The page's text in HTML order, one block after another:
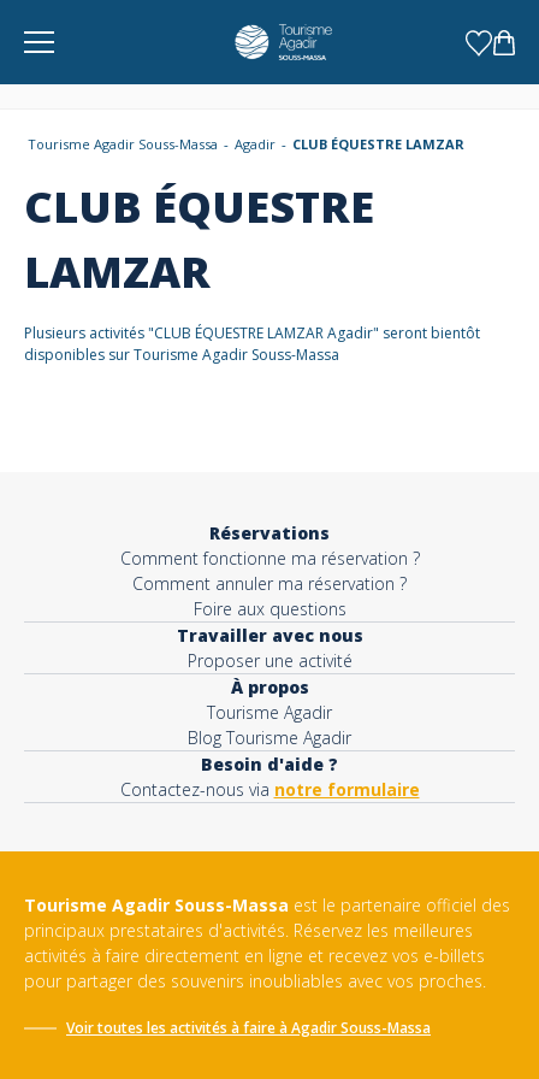
Tourisme Agadir Souss-Massa Agadir CLUB ÉQUESTRE LAMZAR
CLUB ÉQUESTRE
LAMZAR
Plusieurs activités "CLUB ÉQUESTRE LAMZAR Agadir" seront bientôt
disponibles sur Tourisme Agadir Souss-Massa
Réservations
Comment fonctionne ma réservation ?
Comment annuler ma réservation ?
Foire aux questions
Travailler avec nous
Proposer une activité
À propos
Tourisme Agadir
Blog Tourisme Agadir
Besoin d'aide ?
Contactez-nous via notre formulaire
Tourisme Agadir Souss-Massa est le partenaire officiel des
principaux prestataires d'activités. Réservez les meilleures
activités à faire directement en ligne et recevez vos e-billets
pour partager des souvenirs inoubliables avec vos proches.
Voir toutes les activités à faire àAgadir Souss-Massa